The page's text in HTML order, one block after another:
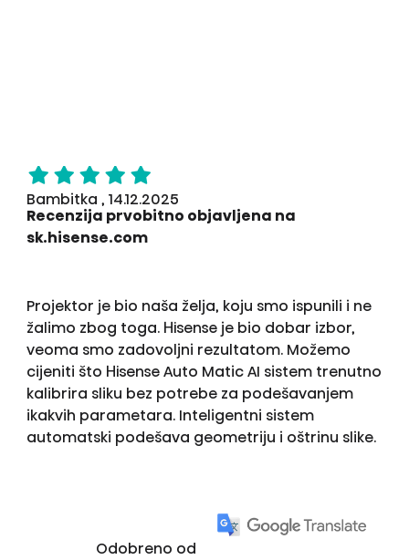
Bambitka , 14.12.2025
Recenzija prvobitno objavljena na
sk.hisense.com
Projektor je bio naša želja, koju smo ispunili i ne
žalimo zbog toga. Hisense je bio dobar izbor,
veoma smo zadovoljni rezultatom. Možemo
cijeniti što Hisense Auto Matic AI sistem trenutno
kalibrira sliku bez potrebe za podešavanjem
ikakvih parametara. Inteligentni sistem
automatski podešava geometriju i oštrinu slike.
Odobreno od